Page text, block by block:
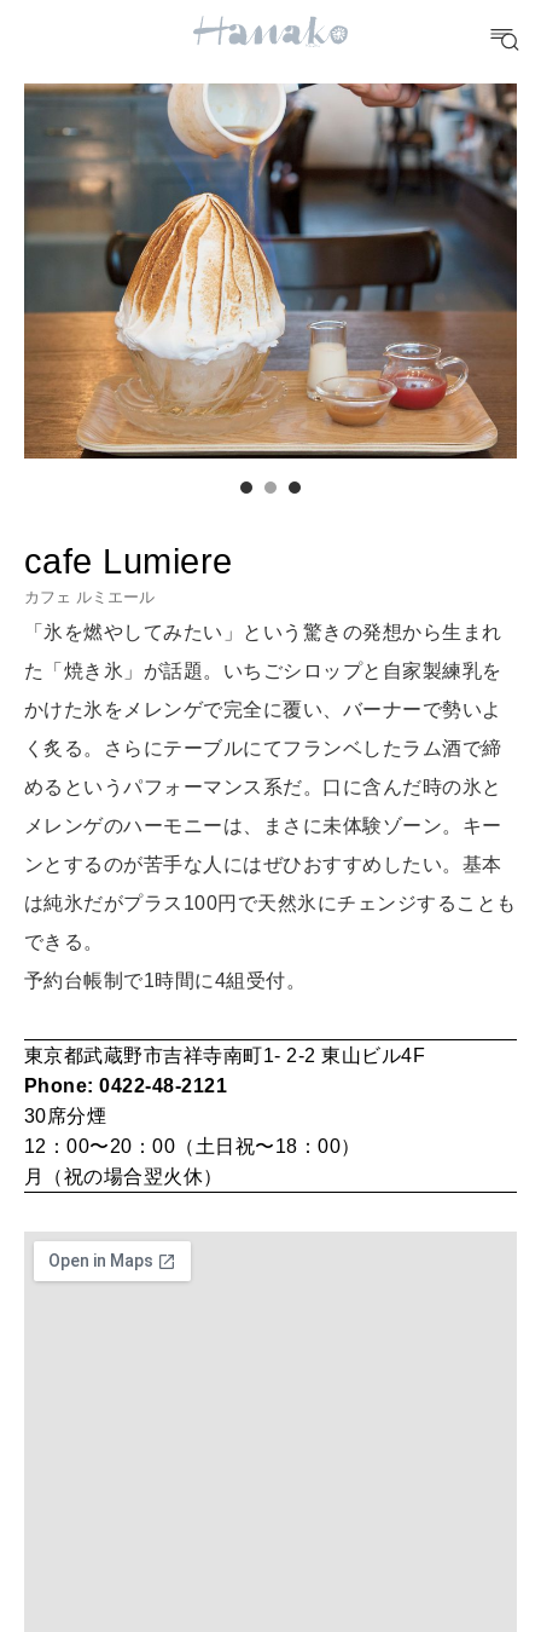
おいしい
TRAVEL
どこ行く？
FORTUNE
明日のわたし
[12星座別] Weekly Holoscope
[12星座別] Monthly Love Holoscope
算命学がわかる今月のあなた
HEALTH
自分にやさしく
MAMA
ママもいろいろ
SUSTAINABLE
わたしができること
WORK&MONEY
いい人生って？
MAGAZINE
2026年9月号「北海道 おいしく遊ぶ、夏のご褒美旅。」
cafe Lumiere
カフェ ルミエール
「氷を燃やしてみたい」という驚きの発想から生まれ
た「焼き氷」が話題。いちごシロップと自家製練乳を
かけた氷をメレンゲで完全に覆い、バーナーで勢いよ
く炙る。さらにテーブルにてフランベしたラム酒で締
めるというパフォーマンス系だ。口に含んだ時の氷と
メレンゲのハーモニーは、まさに未体験ゾーン。キー
ンとするのが苦手な人にはぜひおすすめしたい。基本
は純氷だがプラス100円で天然氷にチェンジすることも
できる。
予約台帳制で1時間に4組受付。
東京都武蔵野市吉祥寺南町1- 2-2 東山ビル4F
Phone: 0422-48-2121
30席分煙
12：00〜20：00（土日祝〜18：00）
月（祝の場合翌火休）